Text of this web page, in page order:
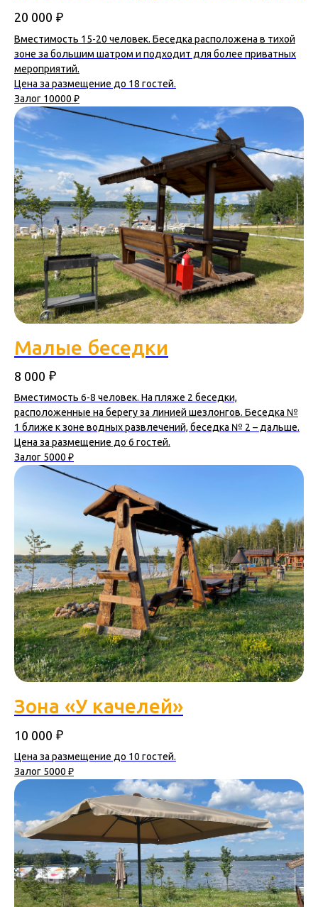
20 000 ₽
Вместимость 15-20 человек. Беседка расположена в тихой
зоне за большим шатром и подходит для более приватных
мероприятий.
Цена за размещение до 18 гостей.
Залог 10000 ₽
Малые беседки
8 000 ₽
Вместимость 6-8 человек. На пляже 2 беседки,
расположенные на берегу за линией шезлонгов. Беседка №
1 ближе к зоне водных развлечений, беседка № 2 – дальше.
Цена за размещение до 6 гостей.
Залог 5000 ₽
Зона «У качелей»
10 000 ₽
Цена за размещение до 10 гостей.
Залог 5000 ₽